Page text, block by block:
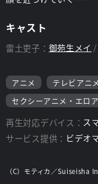
キャスト
雷土吏子： 御苑生メイ
アニメ
テレビアニ
セクシーアニメ・エロ
再生対応デバイス： ス
サービス提供： ビデオ
（C）モティカ／Suiseisha